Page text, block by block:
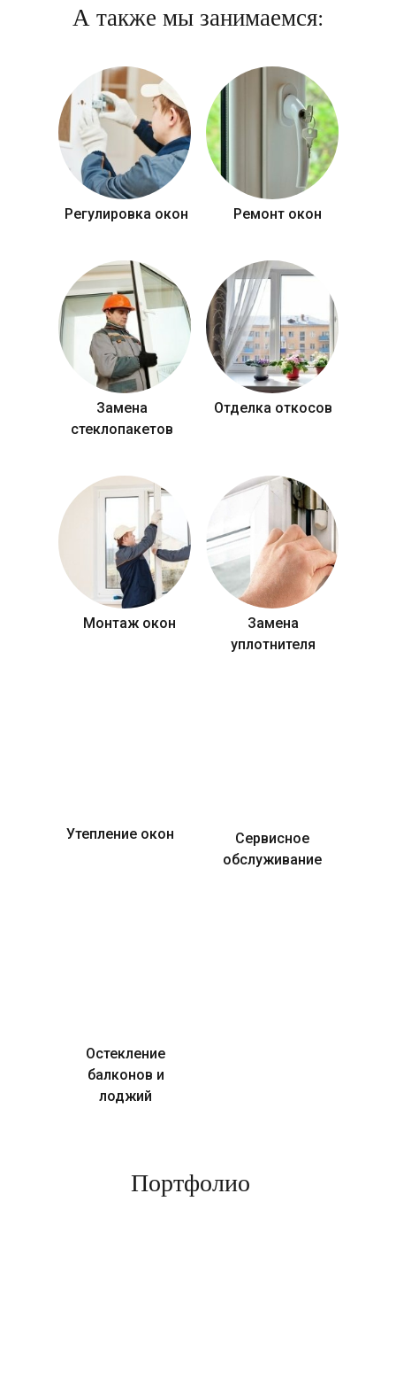
А также мы занимаемся:
Регулировка окон Ремонт окон
Замена
стеклопакетов
Отделка откосов
Монтаж окон
Замена
уплотнителя
Утепление окон
Сервисное
обслуживание
Остекление
балконов и
лоджий
Портфолио